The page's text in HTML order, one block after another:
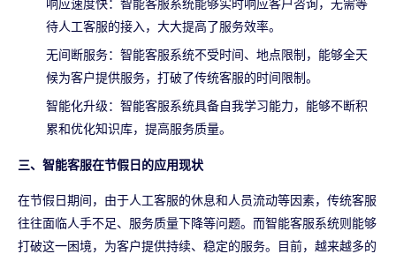
响应速度快：智能客服系统能够实时响应客户咨询，无需等
待人工客服的接入，大大提高了服务效率。
无间断服务：智能客服系统不受时间、地点限制，能够全天
候为客户提供服务，打破了传统客服的时间限制。
智能化升级：智能客服系统具备自我学习能力，能够不断积
累和优化知识库，提高服务质量。
三、智能客服在节假日的应用现状
在节假日期间，由于人工客服的休息和人员流动等因素，传统客服
往往面临人手不足、服务质量下降等问题。而智能客服系统则能够
打破这一困境，为客户提供持续、稳定的服务。目前，越来越多的